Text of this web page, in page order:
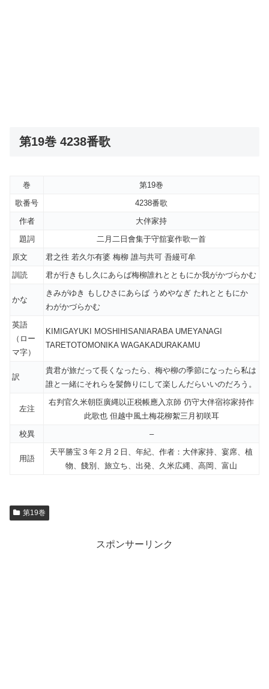
第19巻 4238番歌
巻
第19巻
歌番号
4238番歌
作者
大伴家持
題詞
二月二日會集于守舘宴作歌一首
原文
君之徃 若久尓有婆 梅柳 誰与共可 吾縵可牟
訓読
君が行きもし久にあらば梅柳誰れとともにか我がかづらかむ
かな
きみがゆき もしひさにあらば うめやなぎ たれとともにか
わがかづらかむ
英語
（ロー
マ字）
KIMIGAYUKI MOSHIHISANIARABA UMEYANAGI
TARETOTOMONIKA WAGAKADURAKAMU
訳
貴君が旅だって長くなったら、梅や柳の季節になったら私は
誰と一緒にそれらを髪飾りにして楽しんだらいいのだろう。
左注
右判官久米朝臣廣縄以正税帳應入京師 仍守大伴宿祢家持作
此歌也 但越中風土梅花柳絮三月初咲耳
校異
–
用語
天平勝宝３年２月２日、年紀、作者：大伴家持、宴席、植
物、餞別、旅立ち、出発、久米広縄、高岡、富山
第19巻
スポンサーリンク